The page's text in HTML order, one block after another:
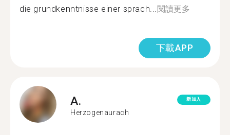
die grundkenntnisse einer sprach...閱讀更多
下載APP
A.
Herzogenaurach
新加入